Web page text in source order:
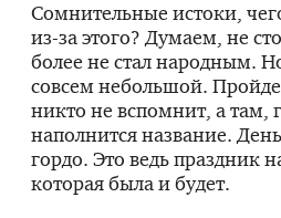
Сомнительные истоки,
из-заэтого? Думаем, не
более не стал народным.
совсем небольшой.
никто не вспомнит, а
наполнится название.
гордо. Это ведь праздник
которая была и будет.